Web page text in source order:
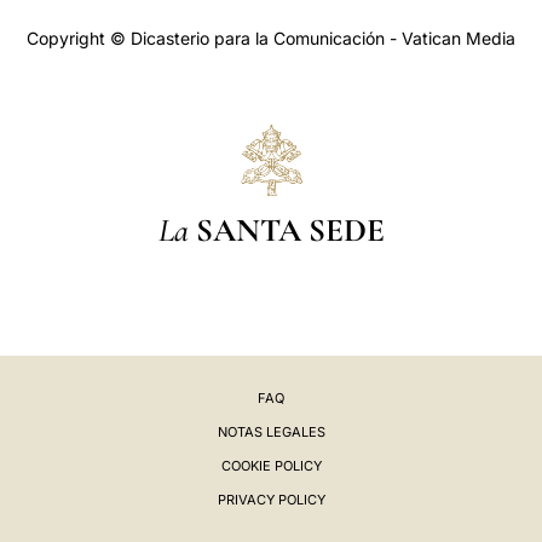
Copyright © Dicasterio para la Comunicación - Vatican Media
La SANTA SEDE
FAQ
NOTAS LEGALES
COOKIE POLICY
PRIVACY POLICY